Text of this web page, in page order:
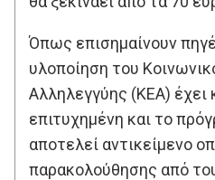
Όπως επισημαίνουν
υλοποίηση του
Αλληλεγγύης (ΚΕΑ) έχει
επιτυχημένη και το
αποτελεί αντικείμενο
παρακολούθησης από